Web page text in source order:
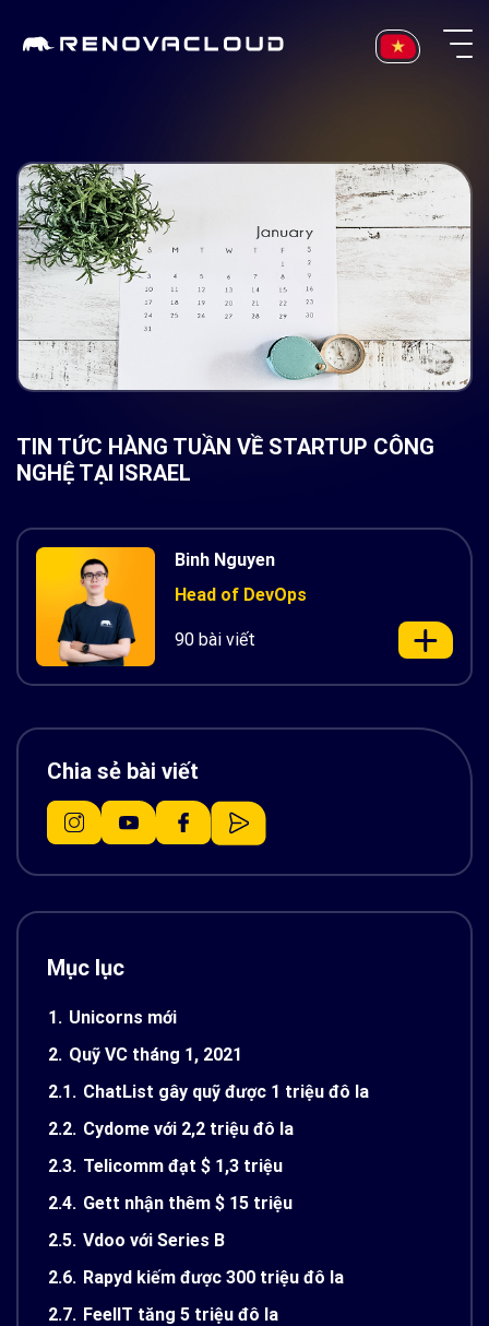
TIN TỨC HÀNG TUẦN VỀ STARTUP CÔNG
NGHỆ TẠI ISRAEL
Binh Nguyen
Head of DevOps
90 bài viết
Chia sẻ bài viết
Mục lục
1. Unicorns mới
2. Quỹ VC tháng 1, 2021
2.1. ChatList gây quỹ được 1 triệu đô la
2.2. Cydome với 2,2 triệu đô la
2.3. Telicomm đạt $ 1,3 triệu
2.4. Gett nhận thêm $ 15 triệu
2.5. Vdoo với Series B
2.6. Rapyd kiếm được 300 triệu đô la
2.7. FeelIT tăng 5 triệu đô la